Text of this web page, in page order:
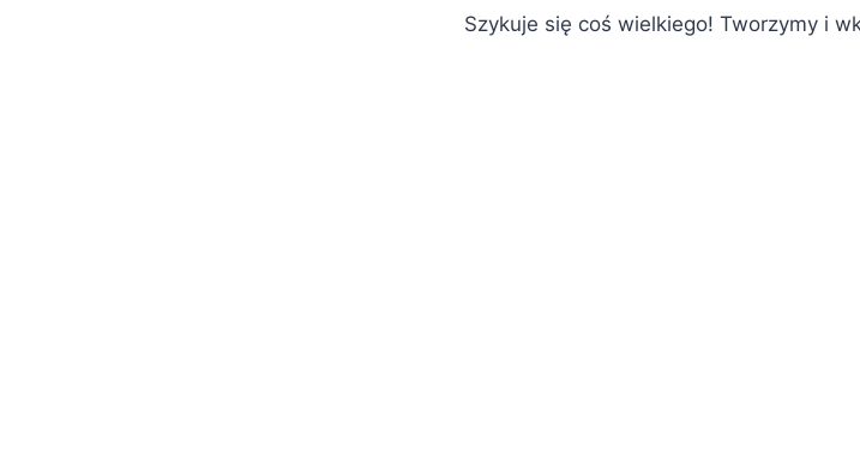
Szykuje się coś wielkiego! Tworzymy i